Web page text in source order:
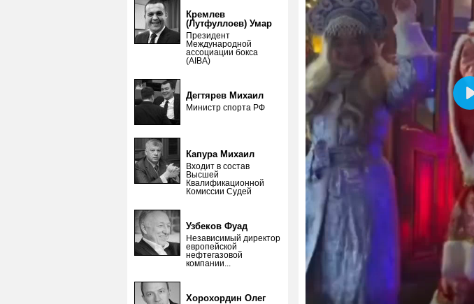
Кремлев
(Лутфуллоев) Умар
Президент
Международной
ассоциации бокса
(AIBA)
Дегтярев Михаил
Министр спорта РФ
Капура Михаил
Входит в состав
Высшей
Квалификационной
Комиссии Судей
Узбеков Фуад
Независимый директор
европейской
нефтегазовой
компании...
Хорохордин Олег